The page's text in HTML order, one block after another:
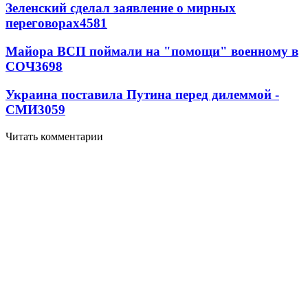
Зеленский сделал заявление о мирных
переговорах4581
Майора ВСП поймали на "помощи" военному в
СОЧ3698
Украина поставила Путина перед дилеммой -
СМИ3059
Читать комментарии